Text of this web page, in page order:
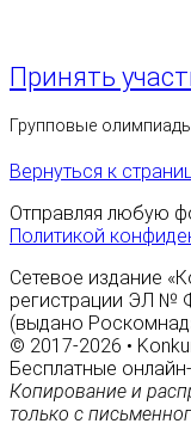
Принять
Групповые
Вернуться к
Отправляя любую
Политикой
Сетевое издание
регистрации ЭЛ №
(выдано
© 2017-2026 •
Бесплатные
Копирование и
только с